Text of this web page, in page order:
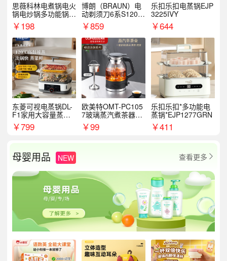
思薇科林电煮锅电火
锅电炒锅多功能锅电
热锅泡面小电锅
￥198
博朗（BRAUN）电
动剃须刀6系S1200
S￥859
乐扣乐扣电蒸锅EJP
3225IVY
￥644
东菱可视电蒸锅DL-
F1家用大容量蒸炖
锅
￥799
欧美特OMT-PC105
7玻璃蒸汽煮茶器黑
茶泡茶具茶壶花茶壶
￥99
乐扣乐扣*多功能电
蒸锅*EJP1277GRN
￥411
母婴用品 NEW 查看更多 